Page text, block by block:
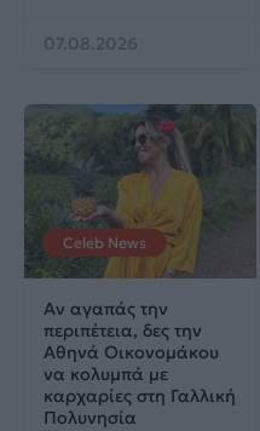
07.08.2026
Celeb News
Αν αγαπάς την
περιπέτεια, δες την
Αθηνά Οικονομάκου
να κολυμπά με
καρχαρίες στη Γαλλική
Πολυνησία